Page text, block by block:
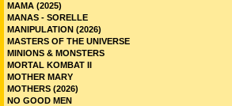
MAMA (2025)
MANAS - SORELLE
MANIPULATION (2026)
MASTERS OF THE UNIVERSE
MINIONS & MONSTERS
MORTAL KOMBAT II
MOTHER MARY
MOTHERS (2026)
NO GOOD MEN